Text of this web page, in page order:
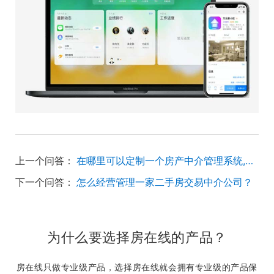
上一个问答：
在哪里可以定制一个房产中介管理系统,有谁能推荐一下吗?
下一个问答： 怎么经营管理一家二手房交易中介公司？
为什么要选择房在线的产品？
房在线只做专业级产品，选择房在线就会拥有专业级的产品保